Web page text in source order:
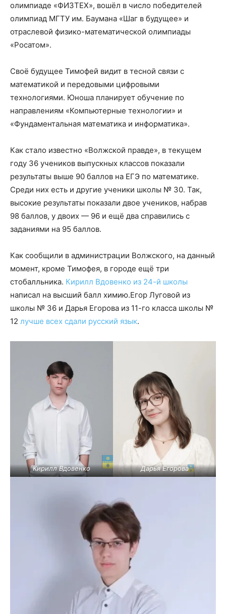
олимпиаде «ФИЗТЕХ», вошёл в число победителей
олимпиад МГТУ им. Баумана «Шаг в будущее» и
отраслевой физико-математической олимпиады
«Росатом».
Своё будущее Тимофей видит в тесной связи с
математикой и передовыми цифровыми
технологиями. Юноша планирует обучение по
направлениям «Компьютерные технологии» и
«Фундаментальная математика и информатика».
Как стало известно «Волжской правде», в текущем
году 36 учеников выпускных классов показали
результаты выше 90 баллов на ЕГЭ по математике.
Среди них есть и другие ученики школы № 30. Так,
высокие результаты показали двое учеников, набрав
98 баллов, у двоих — 96 и ещё два справились с
заданиями на 95 баллов.
Как сообщили в администрации Волжского, на данный
момент, кроме Тимофея, в городе ещё три
стобалльника. Кирилл Вдовенко из 24-й школы
написал на высший балл химию.Егор Луговой из
школы № 36 и Дарья Егорова из 11-го класса школы №
12 лучше всех сдали русский язык.
Кирилл Вдовенко Дарья Егорова